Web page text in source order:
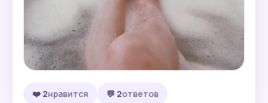
❤️ 2нравится 💬 2ответов